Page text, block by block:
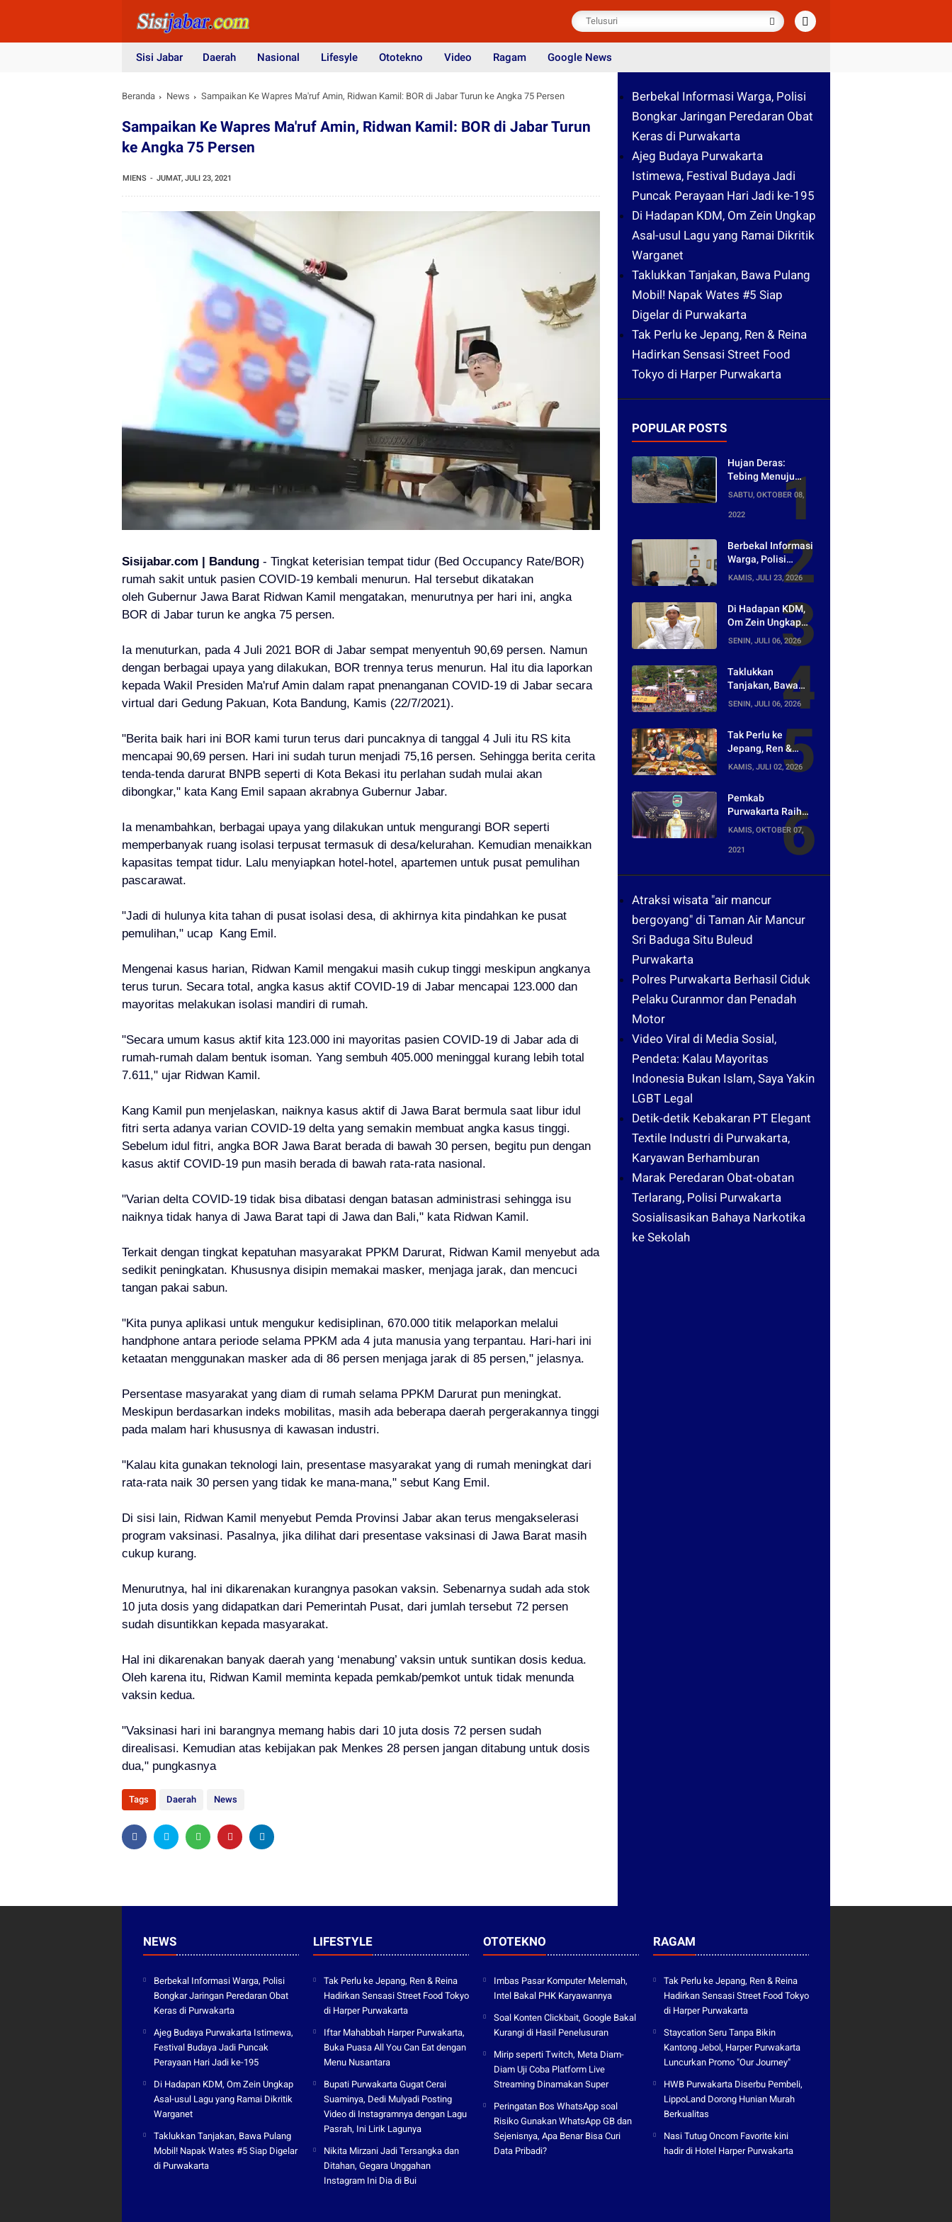
Sisi Jabar Daerah Nasional Lifesyle Ototekno Video Ragam Google News
Beranda News Sampaikan Ke Wapres Ma'ruf Amin, Ridwan Kamil: BOR di Jabar Turun ke Angka 75 Persen
Sampaikan Ke Wapres Ma'ruf Amin, Ridwan Kamil: BOR di Jabar Turun
ke Angka 75 Persen
MIENS JUMAT, JULI 23, 2021
Sisijabar.com | Bandung - Tingkat keterisian tempat tidur (Bed Occupancy Rate/BOR)
rumah sakit untuk pasien COVID-19 kembali menurun. Hal tersebut dikatakan
oleh Gubernur Jawa Barat Ridwan Kamil mengatakan, menurutnya per hari ini, angka
BOR di Jabar turun ke angka 75 persen.
Ia menuturkan, pada 4 Juli 2021 BOR di Jabar sempat menyentuh 90,69 persen. Namun
dengan berbagai upaya yang dilakukan, BOR trennya terus menurun. Hal itu dia laporkan
kepada Wakil Presiden Ma'ruf Amin dalam rapat pnenanganan COVID-19 di Jabar secara
virtual dari Gedung Pakuan, Kota Bandung, Kamis (22/7/2021).
"Berita baik hari ini BOR kami turun terus dari puncaknya di tanggal 4 Juli itu RS kita
mencapai 90,69 persen. Hari ini sudah turun menjadi 75,16 persen. Sehingga berita cerita
tenda-tenda darurat BNPB seperti di Kota Bekasi itu perlahan sudah mulai akan
dibongkar," kata Kang Emil sapaan akrabnya Gubernur Jabar.
Ia menambahkan, berbagai upaya yang dilakukan untuk mengurangi BOR seperti
memperbanyak ruang isolasi terpusat termasuk di desa/kelurahan. Kemudian menaikkan
kapasitas tempat tidur. Lalu menyiapkan hotel-hotel, apartemen untuk pusat pemulihan
pascarawat.
"Jadi di hulunya kita tahan di pusat isolasi desa, di akhirnya kita pindahkan ke pusat
pemulihan," ucap Kang Emil.
Mengenai kasus harian, Ridwan Kamil mengakui masih cukup tinggi meskipun angkanya
terus turun. Secara total, angka kasus aktif COVID-19 di Jabar mencapai 123.000 dan
mayoritas melakukan isolasi mandiri di rumah.
"Secara umum kasus aktif kita 123.000 ini mayoritas pasien COVID-19 di Jabar ada di
rumah-rumah dalam bentuk isoman. Yang sembuh 405.000 meninggal kurang lebih total
7.611," ujar Ridwan Kamil.
Kang Kamil pun menjelaskan, naiknya kasus aktif di Jawa Barat bermula saat libur idul
fitri serta adanya varian COVID-19 delta yang semakin membuat angka kasus tinggi.
Sebelum idul fitri, angka BOR Jawa Barat berada di bawah 30 persen, begitu pun dengan
kasus aktif COVID-19 pun masih berada di bawah rata-rata nasional.
"Varian delta COVID-19 tidak bisa dibatasi dengan batasan administrasi sehingga isu
naiknya tidak hanya di Jawa Barat tapi di Jawa dan Bali," kata Ridwan Kamil.
Terkait dengan tingkat kepatuhan masyarakat PPKM Darurat, Ridwan Kamil menyebut ada
sedikit peningkatan. Khususnya disipin memakai masker, menjaga jarak, dan mencuci
tangan pakai sabun.
"Kita punya aplikasi untuk mengukur kedisiplinan, 670.000 titik melaporkan melalui
handphone antara periode selama PPKM ada 4 juta manusia yang terpantau. Hari-hari ini
ketaatan menggunakan masker ada di 86 persen menjaga jarak di 85 persen," jelasnya.
Persentase masyarakat yang diam di rumah selama PPKM Darurat pun meningkat.
Meskipun berdasarkan indeks mobilitas, masih ada beberapa daerah pergerakannya tinggi
pada malam hari khususnya di kawasan industri.
"Kalau kita gunakan teknologi lain, presentase masyarakat yang di rumah meningkat dari
rata-rata naik 30 persen yang tidak ke mana-mana," sebut Kang Emil.
Di sisi lain, Ridwan Kamil menyebut Pemda Provinsi Jabar akan terus mengakselerasi
program vaksinasi. Pasalnya, jika dilihat dari presentase vaksinasi di Jawa Barat masih
cukup kurang.
Menurutnya, hal ini dikarenakan kurangnya pasokan vaksin. Sebenarnya sudah ada stok
10 juta dosis yang didapatkan dari Pemerintah Pusat, dari jumlah tersebut 72 persen
sudah disuntikkan kepada masyarakat.
Hal ini dikarenakan banyak daerah yang ‘menabung’ vaksin untuk suntikan dosis kedua.
Oleh karena itu, Ridwan Kamil meminta kepada pemkab/pemkot untuk tidak menunda
vaksin kedua.
"Vaksinasi hari ini barangnya memang habis dari 10 juta dosis 72 persen sudah
direalisasi. Kemudian atas kebijakan pak Menkes 28 persen jangan ditabung untuk dosis
dua," pungkasnya
Tags Daerah News
Berbekal Informasi Warga, Polisi
Bongkar Jaringan Peredaran Obat
Keras di Purwakarta
Ajeg Budaya Purwakarta
Istimewa, Festival Budaya Jadi
Puncak Perayaan Hari Jadi ke-195
Di Hadapan KDM, Om Zein Ungkap
Asal-usul Lagu yang Ramai Dikritik
Warganet
Taklukkan Tanjakan, Bawa Pulang
Mobil! Napak Wates #5 Siap
Digelar di Purwakarta
Tak Perlu ke Jepang, Ren & Reina
Hadirkan Sensasi Street Food
Tokyo di Harper Purwakarta
POPULAR POSTS
Hujan Deras:
Tebing Menuju
Tangkuban Parahu
Menuju Wisata
SABTU, OKTOBER 08,
2022
Berbekal Informasi
Warga, Polisi
Bongkar Jaringan
Peredaran Obat
Purwakarta
KAMIS, JULI 23, 2026
Di Hadapan KDM,
Om Zein Ungkap
Asal-usul Lagu
yang Ramai Dikritik
SENIN, JULI 06, 2026
Taklukkan
Tanjakan, Bawa
Pulang Mobil!
Napak Wates #5
Purwakarta
SENIN, JULI 06, 2026
Tak Perlu ke
Jepang, Ren &
Reina Hadirkan
Harper Purwakarta
KAMIS, JULI 02, 2026
Pemkab
Purwakarta Raih
Penghargaan
Terpopuler di Ajang
2021
KAMIS, OKTOBER 07,
2021
Atraksi wisata "air mancur
bergoyang" di Taman Air Mancur
Sri Baduga Situ Buleud
Purwakarta
Polres Purwakarta Berhasil Ciduk
Pelaku Curanmor dan Penadah
Motor
Video Viral di Media Sosial,
Pendeta: Kalau Mayoritas
Indonesia Bukan Islam, Saya Yakin
LGBT Legal
Detik-detik Kebakaran PT Elegant
Textile Industri di Purwakarta,
Karyawan Berhamburan
Marak Peredaran Obat-obatan
Terlarang, Polisi Purwakarta
Sosialisasikan Bahaya Narkotika
ke Sekolah
NEWS
Berbekal Informasi Warga, Polisi
Bongkar Jaringan Peredaran Obat
Keras di Purwakarta
Ajeg Budaya Purwakarta Istimewa,
Festival Budaya Jadi Puncak
Perayaan Hari Jadi ke-195
Di Hadapan KDM, Om Zein Ungkap
Asal-usul Lagu yang Ramai Dikritik
Warganet
Taklukkan Tanjakan, Bawa Pulang
Mobil! Napak Wates #5 Siap Digelar
di Purwakarta
LIFESTYLE
Tak Perlu ke Jepang, Ren & Reina
Hadirkan Sensasi Street Food Tokyo
di Harper Purwakarta
Iftar Mahabbah Harper Purwakarta,
Buka Puasa All You Can Eat dengan
Menu Nusantara
Bupati Purwakarta Gugat Cerai
Suaminya, Dedi Mulyadi Posting
Video di Instagramnya dengan Lagu
Pasrah, Ini Lirik Lagunya
Nikita Mirzani Jadi Tersangka dan
Ditahan, Gegara Unggahan
Instagram Ini Dia di Bui
OTOTEKNO
Imbas Pasar Komputer Melemah,
Intel Bakal PHK Karyawannya
Soal Konten Clickbait, Google Bakal
Kurangi di Hasil Penelusuran
Mirip seperti Twitch, Meta Diam-
Diam Uji Coba Platform Live
Streaming Dinamakan Super
Peringatan Bos WhatsApp soal
Risiko Gunakan WhatsApp GB dan
Sejenisnya, Apa Benar Bisa Curi
Data Pribadi?
RAGAM
Tak Perlu ke Jepang, Ren & Reina
Hadirkan Sensasi Street Food Tokyo
di Harper Purwakarta
Staycation Seru Tanpa Bikin
Kantong Jebol, Harper Purwakarta
Luncurkan Promo "Our Journey"
HWB Purwakarta Diserbu Pembeli,
LippoLand Dorong Hunian Murah
Berkualitas
Nasi Tutug Oncom Favorite kini
hadir di Hotel Harper Purwakarta